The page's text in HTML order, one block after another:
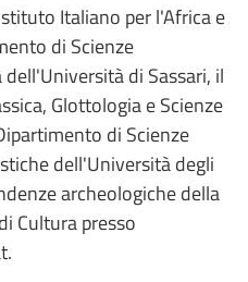
Italiano per l'Africa e
di Scienze
di Sassari, il
Glottologia e Scienze
di Scienze
dell'Università degli
archeologiche della
Cultura presso